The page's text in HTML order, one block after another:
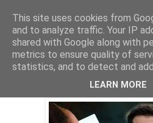
Parakato.gr
Γενικότητες χωρίς
This site uses cookies from
and to analyze traffic. Your IP
shared with Google along with
metrics to ensure quality of
statistics, and to detect and
LEARN MORE